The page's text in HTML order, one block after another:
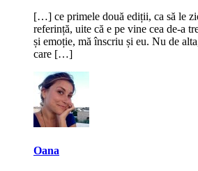
[…] ce primele două ediții, ca să le
referință, uite că e pe vine cea de-a
și emoție, mă înscriu și eu. Nu de
care […]
Oana